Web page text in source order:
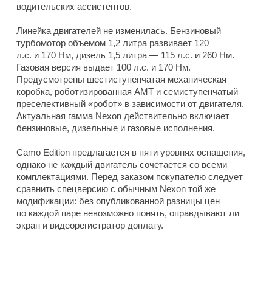
водительских ассистентов.
Линейка двигателей не изменилась. Бензиновый
турбомотор объемом 1,2 литра развивает 120
л.с. и 170 Нм, дизель 1,5 литра — 115 л.с. и 260 Нм.
Газовая версия выдает 100 л.с. и 170 Нм.
Предусмотрены шестиступенчатая механическая
коробка, роботизированная AMT и семиступенчатый
преселективный «робот» в зависимости от двигателя.
Актуальная гамма Nexon действительно включает
бензиновые, дизельные и газовые исполнения.
Camo Edition предлагается в пяти уровнях оснащения,
однако не каждый двигатель сочетается со всеми
комплектациями. Перед заказом покупателю следует
сравнить спецверсию с обычным Nexon той же
модификации: без опубликованной разницы цен
по каждой паре невозможно понять, оправдывают ли
экран и видеорегистратор доплату.